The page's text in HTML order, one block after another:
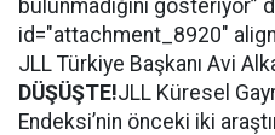
bulunmadığını gösteriyor”
id="attachment_8920"
JLL Türkiye Başkanı Avi
DÜŞÜŞTE!JLL Küresel
Endeksi’nin önceki iki